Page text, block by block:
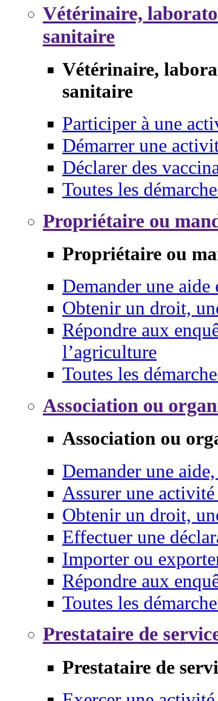
Vétérinaire,
sanitaire
Vétérinaire,
sanitaire
Participer à une
Démarrer une
Déclarer des
Toutes les
Propriétaire ou
Propriétaire ou
Demander une aide
Obtenir un droit,
Répondre aux
l’agriculture
Toutes les
Association ou
Association ou
Demander une
Assurer une
Obtenir un droit,
Effectuer une
Importer ou
Répondre aux
Toutes les
Prestataire de
Prestataire de